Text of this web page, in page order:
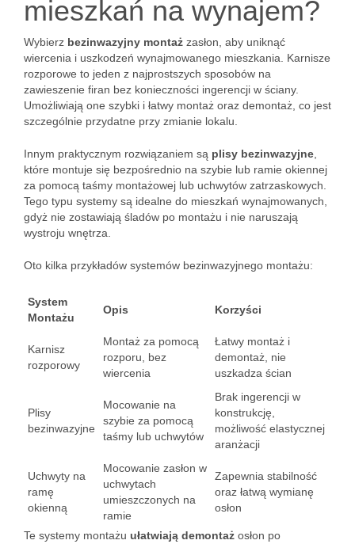
mieszkań na wynajem?
Wybierz bezinwazyjny montaż zasłon, aby uniknąć
wiercenia i uszkodzeń wynajmowanego mieszkania. Karnisze
rozporowe to jeden z najprostszych sposobów na
zawieszenie firan bez konieczności ingerencji w ściany.
Umożliwiają one szybki i łatwy montaż oraz demontaż, co jest
szczególnie przydatne przy zmianie lokalu.
Innym praktycznym rozwiązaniem są plisy bezinwazyjne
które montuje się bezpośrednio na szybie lub ramie okiennej
za pomocą taśmy montażowej lub uchwytów zatrzaskowych.
Tego typu systemy są idealne do mieszkań wynajmowanych,
gdyż nie zostawiają śladów po montażu i nie naruszają
wystroju wnętrza.
Oto kilka przykładów systemów bezinwazyjnego montażu:
System
Montażu
Opis Korzyści
Karnisz
rozporowy
Montaż za pomocą
rozporu, bez
wiercenia
Łatwy montaż i
demontaż, nie
uszkadza ścian
Plisy
bezinwazyjne
Mocowanie na
szybie za pomocą
taśmy lub uchwytów
Brak ingerencji w
konstrukcję,
możliwość elastycznej
aranżacji
Uchwyty na
ramę
okienną
Mocowanie zasłon w
uchwytach
umieszczonych na
ramie
Zapewnia stabilność
oraz łatwą wymianę
osłon
Te systemy montażu ułatwiają demontaż osłon po